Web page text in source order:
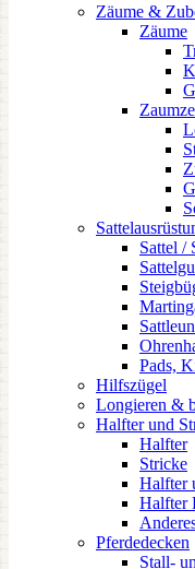
Zäume &
Zäume
Sattel /
Pads,
Hilfszügel
Longieren &
Halfter und
Halfter
Stricke
Halfter
Halfter
Pferdedecken
Stall-